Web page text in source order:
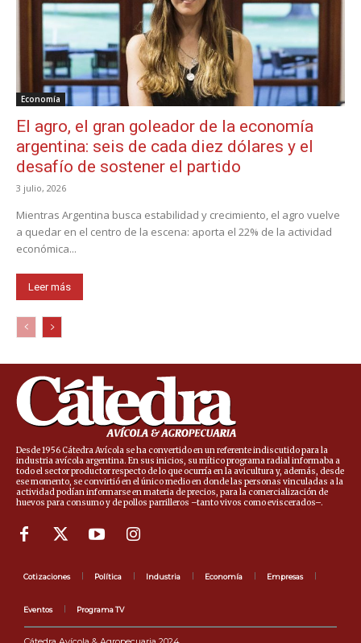
Economía
El agro, el gran goleador de la economía
argentina: seis de cada diez dólares y el
desafío de sostener el partido
3 julio, 2026
Mientras Argentina busca estabilidad y crecimiento, el agro vuelve
a quedar en el centro de la escena: aporta el 22% de la actividad
económica...
Leer más
Desde 1956 Cátedra Avícola se ha convertido en un referente indiscutido para la
industria avícola argentina. En sus inicios, su mítico programa radial informaba a
todo el sector productor respecto de lo que ocurría en la avicultura y, además, desde
ese momento, se convirtió en el único medio en donde las personas vinculadas a la
actividad podían informarse en materia de precios, para la comercialización de
huevos para consumo y de pollos parrilleros –tanto vivos como eviscerados–.
Cotizaciones Política Industria Economía Empresas
Eventos Programa TV